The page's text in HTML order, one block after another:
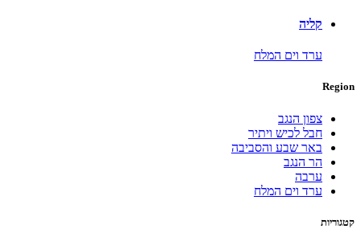
קליה
ערד וים המלח
Region
צפון הנגב
חבל לכיש ויתיר
באר שבע והסביבה
הר הנגב
ערבה
ערד וים המלח
קטגוריות